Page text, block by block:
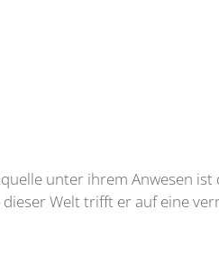
unter ihrem Anwesen
Welt trifft er auf eine